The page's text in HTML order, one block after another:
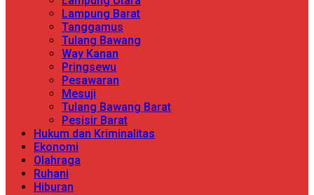
Lampung Barat
Tanggamus
Tulang Bawang
Way Kanan
Pringsewu
Pesawaran
Mesuji
Tulang Bawang Barat
Pesisir Barat
Hukum dan Kriminalitas
Ekonomi
Olahraga
Ruhani
Hiburan